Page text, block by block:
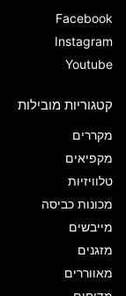
Facebook
Instagram
Youtube
קטגוריות מובילות
מקררים
מקפיאים
טלוויזיות
מכונות כביסה
מייבשים
מזגנים
מאווררים